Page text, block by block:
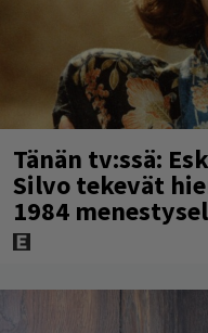
Tänän tv:ssä:
Silvo tekevät
1984